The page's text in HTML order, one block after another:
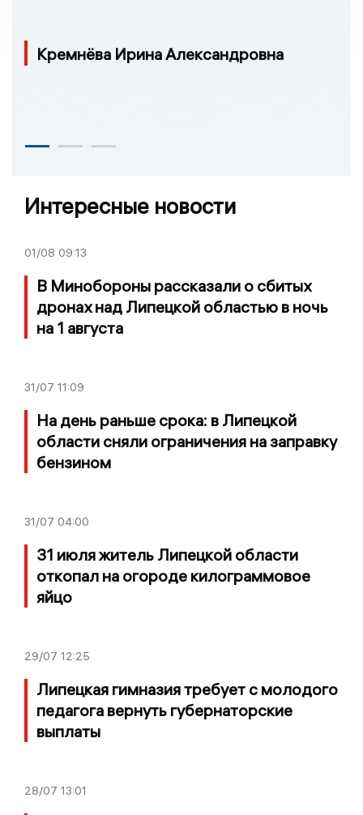
Кремнёва Ирина Александровна
Интересные новости
01/08 09:13
В Минобороны рассказали о сбитых
дронах над Липецкой областью в ночь
на 1 августа
31/07 11:09
На день раньше срока: в Липецкой
области сняли ограничения на заправку
бензином
31/07 04:00
31 июля житель Липецкой области
откопал на огороде килограммовое
яйцо
29/07 12:25
Липецкая гимназия требует с молодого
педагога вернуть губернаторские
выплаты
28/07 13:01